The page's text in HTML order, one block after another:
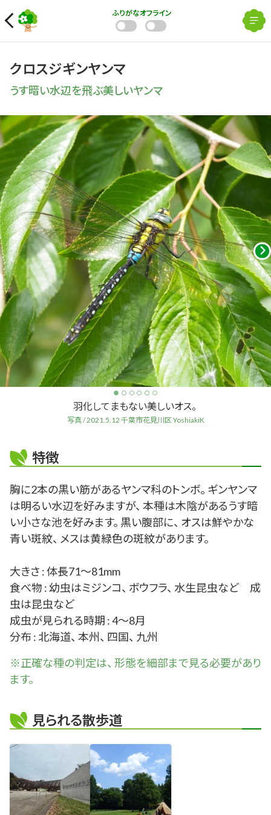
ふりがなオフライン
クロスジギンヤンマ
うす暗い水辺を飛ぶ美しいヤンマ
羽化してまもない美しいオス。
写真 / 2021.5.12 千葉市花見川区 YoshiakiK
特徴
胸に2本の黒い筋があるヤンマ科のトンボ。 ギンヤンマ
は明るい水辺を好みますが、 本種は木陰があるうす暗
い小さな池を好みます。 黒い腹部に、 オスは鮮やかな
青い斑紋、 メスは黄緑色の斑紋があります。
大きさ : 体長71～81mm
食べ物 : 幼虫はミジンコ、 ボウフラ、 水生昆虫など 成
虫は昆虫など
成虫が見られる時期 : 4～8月
分布 : 北海道、 本州、 四国、 九州
※正確な種の判定は、 形態を細部まで見る必要があり
ます。
見られる散歩道